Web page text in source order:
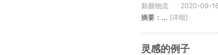
新颜物流
2020-09-
摘要：... [详细]
灵感的例子